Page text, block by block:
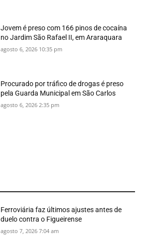
Jovem é preso com 166 pinos de cocaína
no Jardim São Rafael II, em Araraquara
agosto 6, 2026 10:35 pm
Procurado por tráfico de drogas é preso
pela Guarda Municipal em São Carlos
agosto 6, 2026 2:35 pm
Ferroviária faz últimos ajustes antes de
duelo contra o Figueirense
agosto 7, 2026 7:04 am